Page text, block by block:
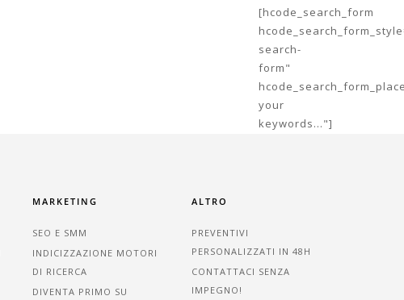
[hcode_search_form
search-
form"
your
keywords..."]
HELLO@COMEMSOLUTIONS.COM
MARKETING
SEO E SMM
INDICIZZAZIONE MOTORI
DI RICERCA
DIVENTA PRIMO SU
ALTRO
PREVENTIVI
PERSONALIZZATI IN 48H
CONTATTACI SENZA
IMPEGNO!